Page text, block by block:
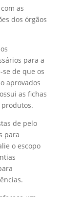
as
dos órgãos
para a
de que os
aprovados
as fichas
produtos.
de pelo
para
o escopo